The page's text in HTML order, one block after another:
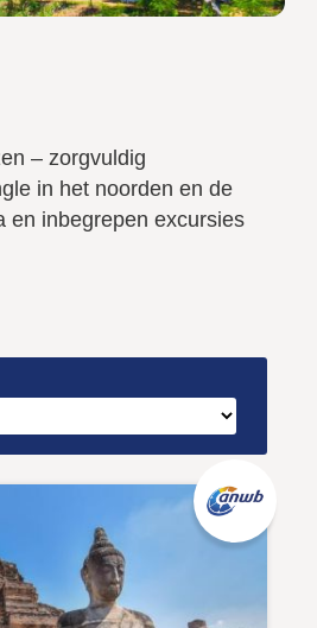
– zorgvuldig
in het noorden en de
en inbegrepen excursies